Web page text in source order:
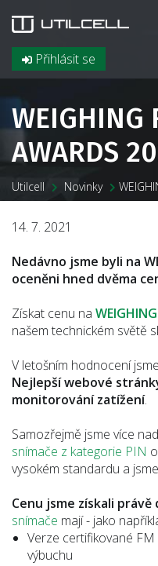
Přihlásit se
WEIGHING
AWARDS
Utilcell Novinky
14. 7. 2021
Nedávno jsme byli na
oceněni hned dvěma
Získat cenu na
našem technickém světě
V letošním hodnocení
Nejlepší webové
monitorování zatížení.
Samozřejmě jsme více
snímače z kategorie PIN
vysokém standardu a
Cenu jsme získali
snímače mají - jako
Verze certifikované
výbuchu